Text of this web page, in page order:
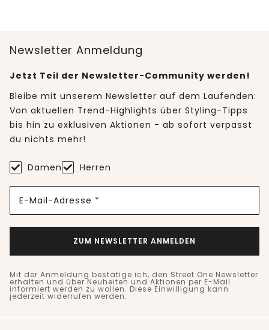
Newsletter Anmeldung
Jetzt Teil der Newsletter-Community werden!
Bleibe mit unserem Newsletter auf dem Laufenden:
Von aktuellen Trend-Highlights über Styling-Tipps
bis hin zu exklusiven Aktionen - ab sofort verpasst
du nichts mehr!
Damen Herren
E-Mail-Adresse *
ZUM NEWSLETTER ANMELDEN
Mit der Anmeldung bestätige ich, den Street One Newsletter
erhalten und über Neuheiten und Aktionen per E-Mail
informiert werden zu wollen. Diese Einwilligung kann
jederzeit widerrufen werden.